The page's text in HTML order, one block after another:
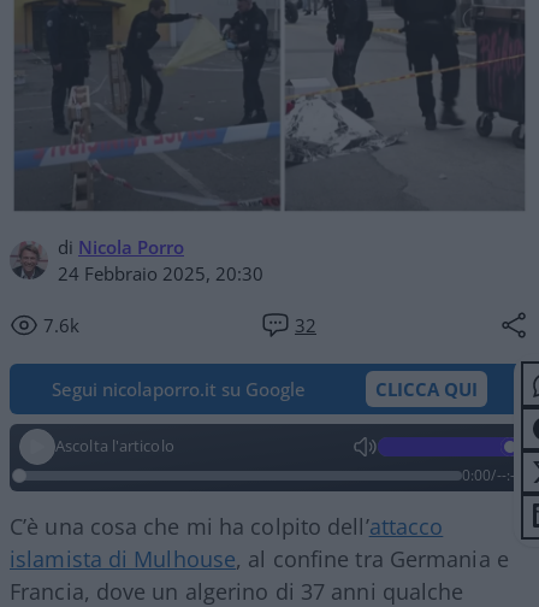
di Nicola Porro
24 Febbraio 2025, 20:30
7.6k 32
Segui nicolaporro.it su Google CLICCA QUI
Ascolta l'articolo
0:00/--:--
C’è una cosa che mi ha colpito dell’attacco
islamista di Mulhouse, al confine tra Germania e
Francia, dove un algerino di 37 anni qualche